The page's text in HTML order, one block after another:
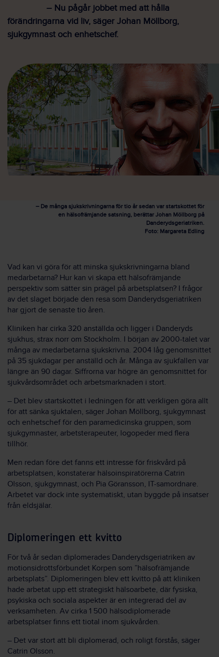
– Nu pågår jobbet med att hålla
förändringarna vid liv, säger Johan Möllborg,
sjukgymnast och enhetschef.
– De många sjukskrivningarna för tio år sedan var startskottet för
en hälsofrämjande satsning, berättar Johan Möllborg på
Danderydsgeriatriken.
Foto: Margareta Edling
Vad kan vi göra för att minska sjukskrivningarna bland
medarbetarna? Hur kan vi skapa ett hälsofrämjande
perspektiv som sätter sin prägel på arbetsplatsen? I frågor
av det slaget började den resa som Danderydsgeriatriken
har gjort de senaste tio åren.
Kliniken har cirka 320 anställda och ligger i Danderyds
sjukhus, strax norr om Stockholm. I början av 2000-talet var
många av medarbetarna sjukskrivna. 2004 låg genomsnittet
på 35 sjukdagar per anställd och år. Många av sjukfallen var
längre än 90 dagar. Siffrorna var högre än genomsnittet för
sjukvårdsområdet och arbetsmarknaden i stort.
– Det blev startskottet i ledningen för att verkligen göra allt
för att sänka sjuktalen, säger Johan Möllborg, sjukgymnast
och enhetschef för den paramedicinska gruppen, som
sjukgymnaster, arbetsterapeuter, logopeder med flera
tillhör.
Men redan före det fanns ett intresse för friskvård på
arbetsplatsen, konstaterar hälsoinspiratörerna Catrin
Olsson, sjukgymnast, och Pia Göransson, IT-samordnare.
Arbetet var dock inte systematiskt, utan byggde på insatser
från eldsjälar.
Diplomeringen ett kvitto
För två år sedan diplomerades Danderydsgeriatriken av
motionsidrottsförbundet Korpen som ”hälsofrämjande
arbetsplats”. Diplomeringen blev ett kvitto på att kliniken
hade arbetat upp ett strategiskt hälsoarbete, där fysiska,
psykiska och sociala aspekter är en integrerad del av
verksamheten. Av cirka 1 500 hälsodiplomerade
arbetsplatser finns ett tiotal inom sjukvården.
– Det var stort att bli diplomerad, och roligt förstås, säger
Catrin Olsson.